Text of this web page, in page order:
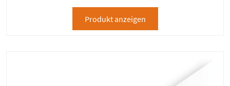
Produkt anzeigen